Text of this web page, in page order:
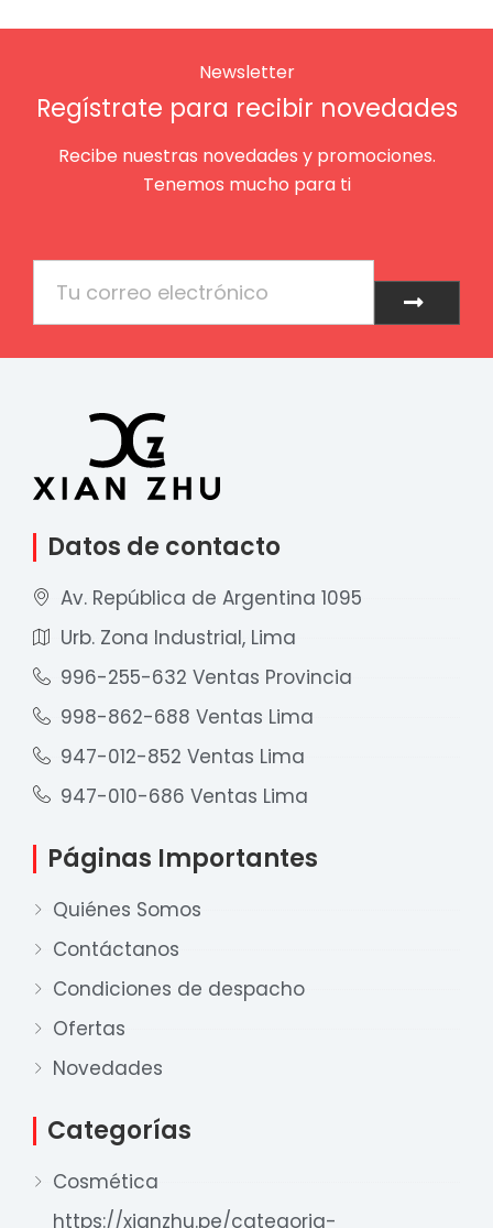
Newsletter
Regístrate para recibir novedades
Recibe nuestras novedades y promociones.
Tenemos mucho para ti
Enviar
Datos de contacto
Av. República de Argentina 1095
Urb. Zona Industrial, Lima
996-255-632 Ventas Provincia
998-862-688 Ventas Lima
947-012-852 Ventas Lima
947-010-686 Ventas Lima
Páginas Importantes
Quiénes Somos
Contáctanos
Condiciones de despacho
Ofertas
Novedades
Categorías
Cosmética
https://xianzhu.pe/categoria-
para responder a sus preguntas. ¡Lo
Disponible